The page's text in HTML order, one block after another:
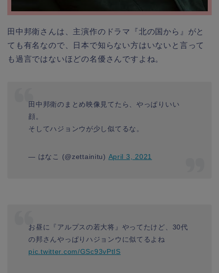
田中邦衛さんは、主演作のドラマ『北の国から』がと
ても有名なので、日本で知らない方はいないと言って
も過言ではないほどの名優さんですよね。
田中邦衛のまとめ映像見てたら、やっぱりいい
顔。
そしてハジョンウが少し似てるな。
— はなこ (@zettainitu) April 3, 2021
お昼に『アルプスの若大将』やってたけど、30代
の邦さんやっぱりハジョンウに似てるよね
pic.twitter.com/GSc93vPtIS